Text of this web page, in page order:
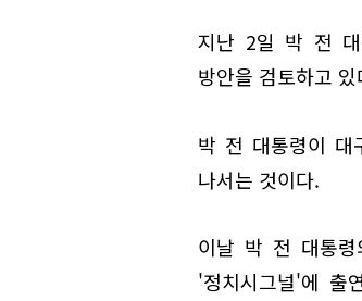
지난 2일 박 전 대
방안을 검토하고
박 전 대통령이 대
나서는 것이다.
이날 박 전 대통
'정치시그널'에 출